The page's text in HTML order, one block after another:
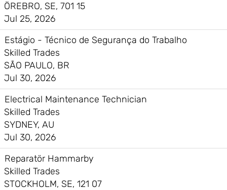
ÖREBRO, SE, 701 15
Jul 25, 2026
Estágio - Técnico de Segurança do Trabalho
Skilled Trades
SÃO PAULO, BR
Jul 30, 2026
Electrical Maintenance Technician
Skilled Trades
SYDNEY, AU
Jul 30, 2026
Reparatör Hammarby
Skilled Trades
STOCKHOLM, SE, 121 07